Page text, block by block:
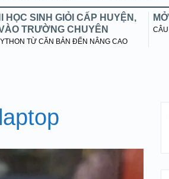
HỌC SINH GIỎI CẤP HUYỆN,
TRƯỜNG CHUYÊN
TỪ CĂN BẢN ĐẾN NÂNG CAO